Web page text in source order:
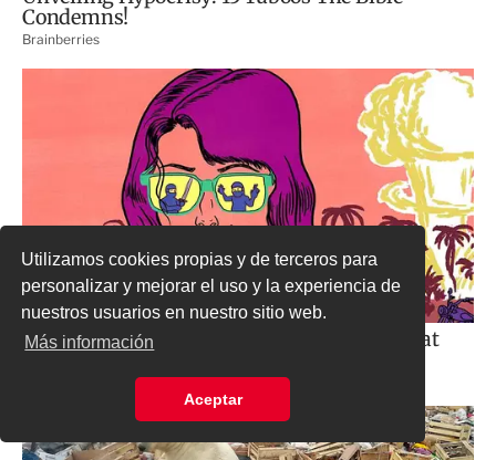
Utilizamos cookies propias y de terceros para
personalizar y mejorar el uso y la experiencia de
nuestros usuarios en nuestro sitio web.
Más información
Aceptar